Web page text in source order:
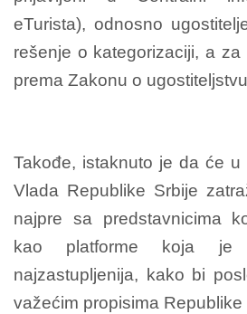
eTurista), odnosno
rešenje o kategorizaciji, a
prema Zakonu o
Takođe, istaknuto je da će u
Vlada Republike Srbije
najpre sa predstavnicima
kao platforme koja
najzastupljenija, kako bi
važećim propisima Republike